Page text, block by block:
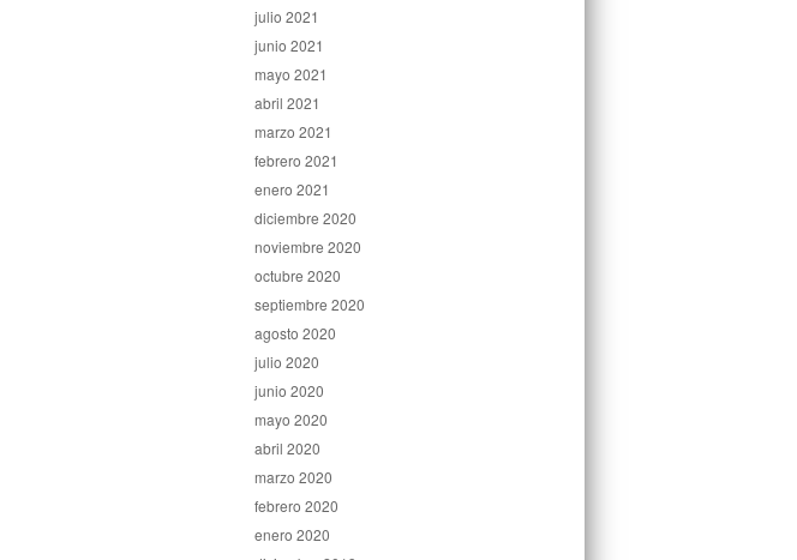
julio 2021
junio 2021
mayo 2021
abril 2021
marzo 2021
febrero 2021
enero 2021
diciembre 2020
noviembre 2020
octubre 2020
septiembre 2020
agosto 2020
julio 2020
junio 2020
mayo 2020
abril 2020
marzo 2020
febrero 2020
enero 2020